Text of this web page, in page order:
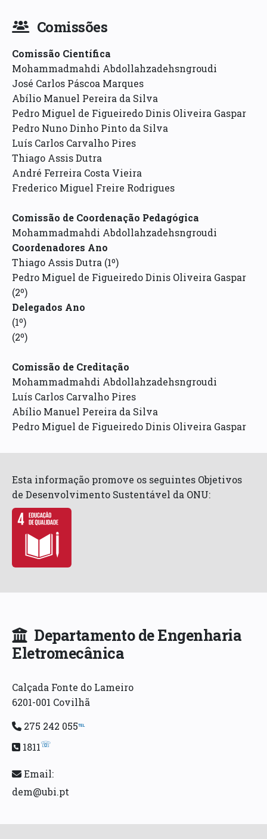
Comissões
Comissão Científica
Mohammadmahdi Abdollahzadehsngroudi
José Carlos Páscoa Marques
Abílio Manuel Pereira da Silva
Pedro Miguel de Figueiredo Dinis Oliveira Gaspar
Pedro Nuno Dinho Pinto da Silva
Luís Carlos Carvalho Pires
Thiago Assis Dutra
André Ferreira Costa Vieira
Frederico Miguel Freire Rodrigues
Comissão de Coordenação Pedagógica
Mohammadmahdi Abdollahzadehsngroudi
Coordenadores Ano
Thiago Assis Dutra (1º)
Pedro Miguel de Figueiredo Dinis Oliveira Gaspar
(2º)
Delegados Ano
(1º)
(2º)
Comissão de Creditação
Mohammadmahdi Abdollahzadehsngroudi
Luís Carlos Carvalho Pires
Abílio Manuel Pereira da Silva
Pedro Miguel de Figueiredo Dinis Oliveira Gaspar
Esta informação promove os seguintes Objetivos
de Desenvolvimento Sustentável da ONU:
Departamento de Engenharia
Eletromecânica
Calçada Fonte do Lameiro
6201-001 Covilhã
275 242 055℡
1811☏
Email:
dem@ubi.pt